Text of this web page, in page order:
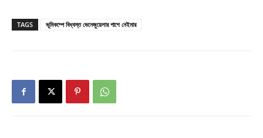
TAGS ভূমিকম্পে বিধ্বস্ত ভেনেজুয়েলার পাশে নেইমার